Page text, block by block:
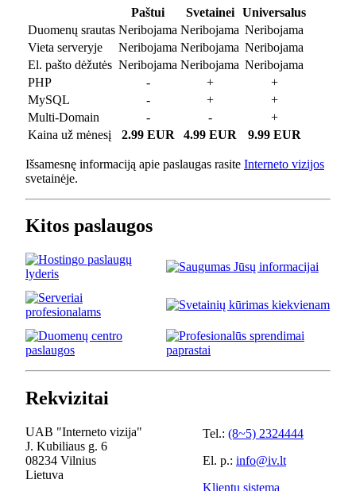
Paštui Svetainei
Universalus
Duomenų srautas Neribojama Neribojama Neribojama
Vieta serveryje
Neribojama Neribojama Neribojama
El. pašto dėžutės Neribojama Neribojama Neribojama
PHP
- +
+
MySQL
- +
+
Multi-Domain
- -
+
Kaina už mėnesį
2.99 EUR 4.99 EUR 9.99 EUR
Išsamesnę informaciją apie paslaugas rasite Interneto vizijos
svetainėje.
Kitos paslaugos
Rekvizitai
UAB "Interneto vizija"
J. Kubiliaus g. 6
08234 Vilnius
Lietuva
Tel.: (8~5) 2324444
El. p.: info@iv.lt
Klientų sistema